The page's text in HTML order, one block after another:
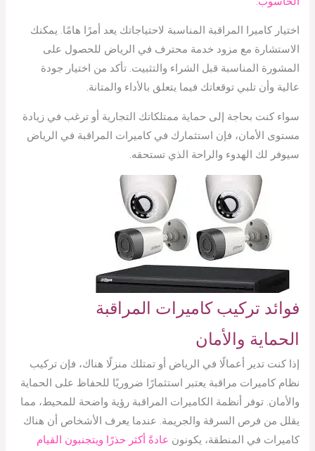
اختيار كاميرا المراقبة المناسبة لاحتياجاتك يعد أمرًا هامًا. يمكنك
الاستشارة مع مزود خدمة محترف في الرياض للحصول على
المشورة المناسبة قبل الشراء والتثبيت. تأكد من اختيار جودة
عالية وأن تلبي توقعاتك فيما يتعلق بالأداء والمتانة.
سواء كنت بحاجة إلى حماية ممتلكاتك التجارية أو ترغب في زيادة
مستوى الأمان، فإن استثمارك في كاميرات المراقبة في الرياض
سيوفر لك الهدوء والراحة الذي تستحقه.
فوائد تركيب كاميرات المراقبة
الحماية والأمان
إذا كنت تدير أعمالًا في الرياض أو تمتلك منزلًا هناك، فإن تركيب
نظام كاميرات مراقبة يعتبر استثمارًا ضروريًا للحفاظ على الحماية
والأمان. توفر أنظمة الكاميرات المراقبة رؤية واضحة للمحيط، مما
يقلل من فرص السرقة والجريمة. عندما يعرف الأشخاص أن هناك
كاميرات في المنطقة، يكونون عادةً أكثر حذرًا ويتجنبون القيام